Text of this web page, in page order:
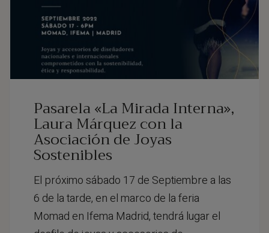
Pasarela «La Mirada Interna»,
Laura Márquez con la
Asociación de Joyas
Sostenibles
El próximo sábado 17 de Septiembre a las
6 de la tarde, en el marco de la feria
Momad en Ifema Madrid, tendrá lugar el